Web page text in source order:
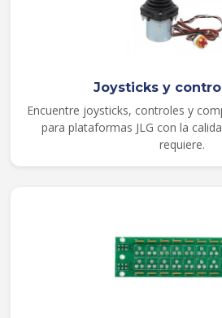
Joysticks y
Encuentre joysticks, controles y
para plataformas JLG con la
requiere.